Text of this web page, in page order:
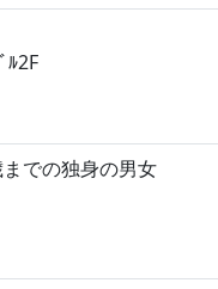
ﾙ2F
での独身の男女